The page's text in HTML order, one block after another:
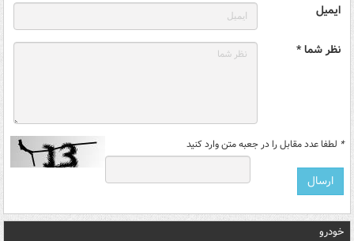
ایمیل
نظر شما *
* لطفا عدد مقابل را در جعبه متن وارد کنید
خودرو